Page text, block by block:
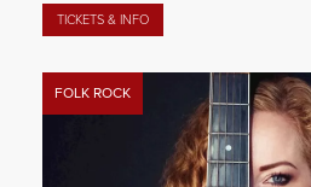
TICKETS & INFO
FOLK ROCK